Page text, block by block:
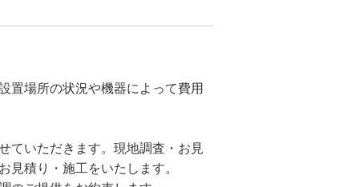
置場所の状況や機器によって費用
ていただきます。現地調査・お見
積り・施工をいたします。